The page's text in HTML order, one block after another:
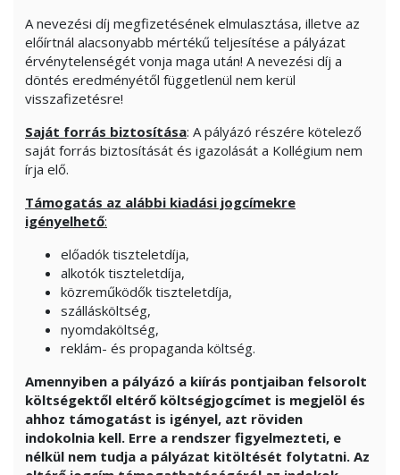
A nevezési díj megfizetésének elmulasztása, illetve az
előírtnál alacsonyabb mértékű teljesítése a pályázat
érvénytelenségét vonja maga után! A nevezési díj a
döntés eredményétől függetlenül nem kerül
visszafizetésre!
Saját forrás biztosítása: A pályázó részére kötelező
saját forrás biztosítását és igazolását a Kollégium nem
írja elő.
Támogatás az alábbi kiadási jogcímekre
igényelhető:
előadók tiszteletdíja,
alkotók tiszteletdíja,
közreműködők tiszteletdíja,
szállásköltség,
nyomdaköltség,
reklám- és propaganda költség.
Amennyiben a pályázó a kiírás pontjaiban felsorolt
költségektől eltérő költségjogcímet is megjelöl és
ahhoz támogatást is igényel, azt röviden
indokolnia kell. Erre a rendszer figyelmezteti, e
nélkül nem tudja a pályázat kitöltését folytatni. Az